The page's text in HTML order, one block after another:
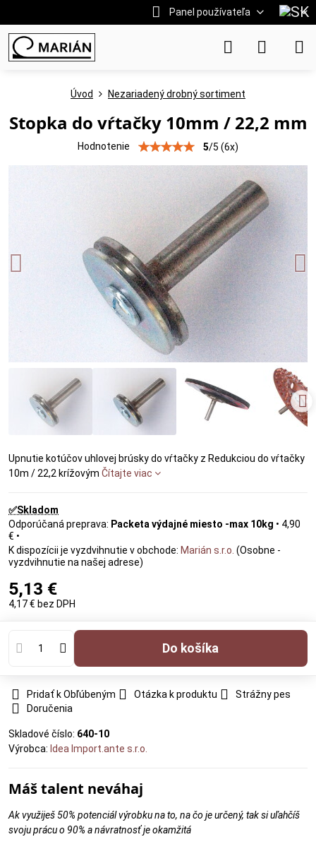
Panel používateľa
Úvod Nezariadený drobný sortiment
Stopka do vŕtačky 10mm / 22,2 mm
Hodnotenie 5/5 (6x)
Upnutie kotúčov uhlovej brúsky do vŕtačky z Redukciou do vŕtačky
10m / 22,2 krížovým Čítajte viac
✅Skladom
Packeta výdajné miesto -max 10kg • 4,90
€ •
Marián s.r.o. (Osobne -
vyzdvihnutie na našej adrese)
5,13 €
4,17 € bez DPH
Do košíka
Pridať k Obľúbeným Otázka k produktu
Strážny pes
Doručenia
Skladové číslo: 640-10
Výrobca: Idea Import.ante s.r.o.
Máš talent neváhaj
Ak využiješ 50% potenciál výrobku na to, na čo je určený, tak si uľahčíš
svoju prácu o 90% a návratnosť je okamžitá